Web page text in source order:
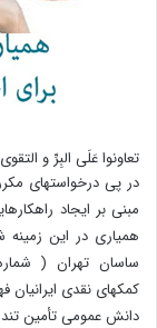
تعاونوا عَلَی البِرِّ و التقوی
در پی درخواستهای
مبنی بر ایجاد
کمکهای نقدی ایرانیان
دانش عمومی تأمین